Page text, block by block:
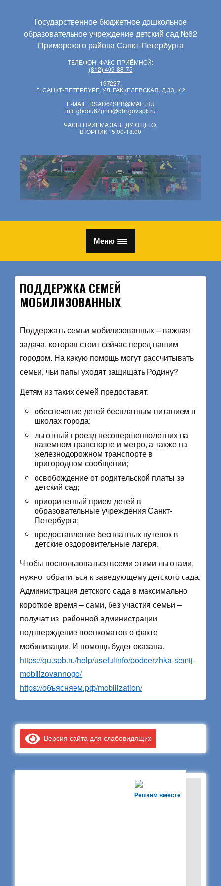
Государственное бюджетное дошкольное
образовательное учреждение детский сад №62
Приморского района Санкт-Петербурга
ТЕЛЕФОН, ФАКС ПРИЁМНОЙ:
(812) 409-88-75
197227,
Г. САНКТ-ПЕТЕРБУРГ, УЛ. ГАККЕЛЕВСКАЯ, Д.33, К.2
E-MAIL: DSAD62SPB@MAIL.RU
info.gbdou62prim@obr.gov.spb.ru
ЧАСЫ ПРИЁМА ЗАВЕДУЮЩЕГО:
ВТОРНИК 15:00-18:00
Меню
ПОДДЕРЖКА СЕМЕЙ
МОБИЛИЗОВАННЫХ
Поддержать семьи мобилизованных – важная
задача, которая стоит сейчас перед нашим
городом. На какую помощь могут рассчитывать
семьи, чьи папы уходят защищать Родину?
Детям из таких семей предоставят:
обеспечение детей бесплатным питанием в
школах города;
льготный проезд несовершеннолетних на
наземном транспорте и метро, а также на
железнодорожном транспорте в
пригородном сообщении;
освобождение от родительской платы за
детский сад;
приоритетный прием детей в
образовательные учреждения Санкт-
Петербурга;
предоставление бесплатных путевок в
детские оздоровительные лагеря.
Чтобы воспользоваться всеми этими льготами,
нужно обратиться к заведующему детского сада.
Администрация детского сада в максимально
короткое время – сами, без участия семьи –
получат из районной администрации
подтверждение военкоматов о факте
мобилизации. И помощь будет оказана.
https://gu.spb.ru/help/usefulinfo/podderzhka-semij-
mobilizovannogo/
https://объясняем.рф/mobilization/
Версия сайта для слабовидящих
Решаем вместе